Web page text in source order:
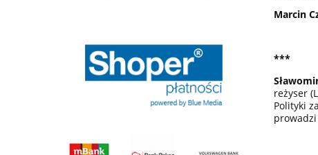
Marcin
***
reżyser
Polityki